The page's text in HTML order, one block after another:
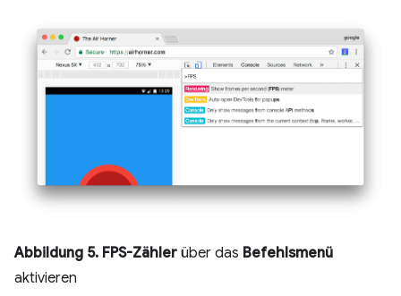
Abbildung 5. FPS-Zähler über das Befehlsmenü
aktivieren